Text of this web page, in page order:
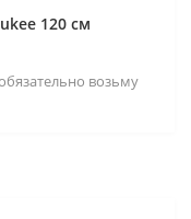
120 см
возьму